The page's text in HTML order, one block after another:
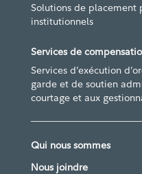
Solutions de placement
institutionnels
Services de
Services d’exécution
garde et de soutien
courtage et aux
Qui nous sommes
Nous joindre